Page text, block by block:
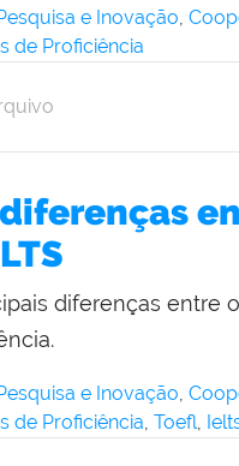
e Inovação,
de Proficiência
diferenças entre
e Inovação,
de Proficiência, Toefl,